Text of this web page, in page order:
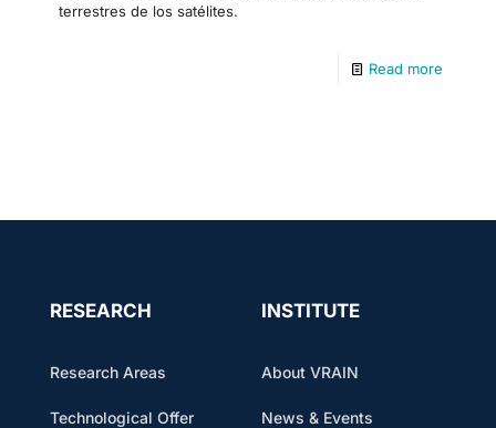
terrestres de los satélites.
Read more
RESEARCH
Research Areas
Technological Offer
INSTITUTE
About VRAIN
News & Events